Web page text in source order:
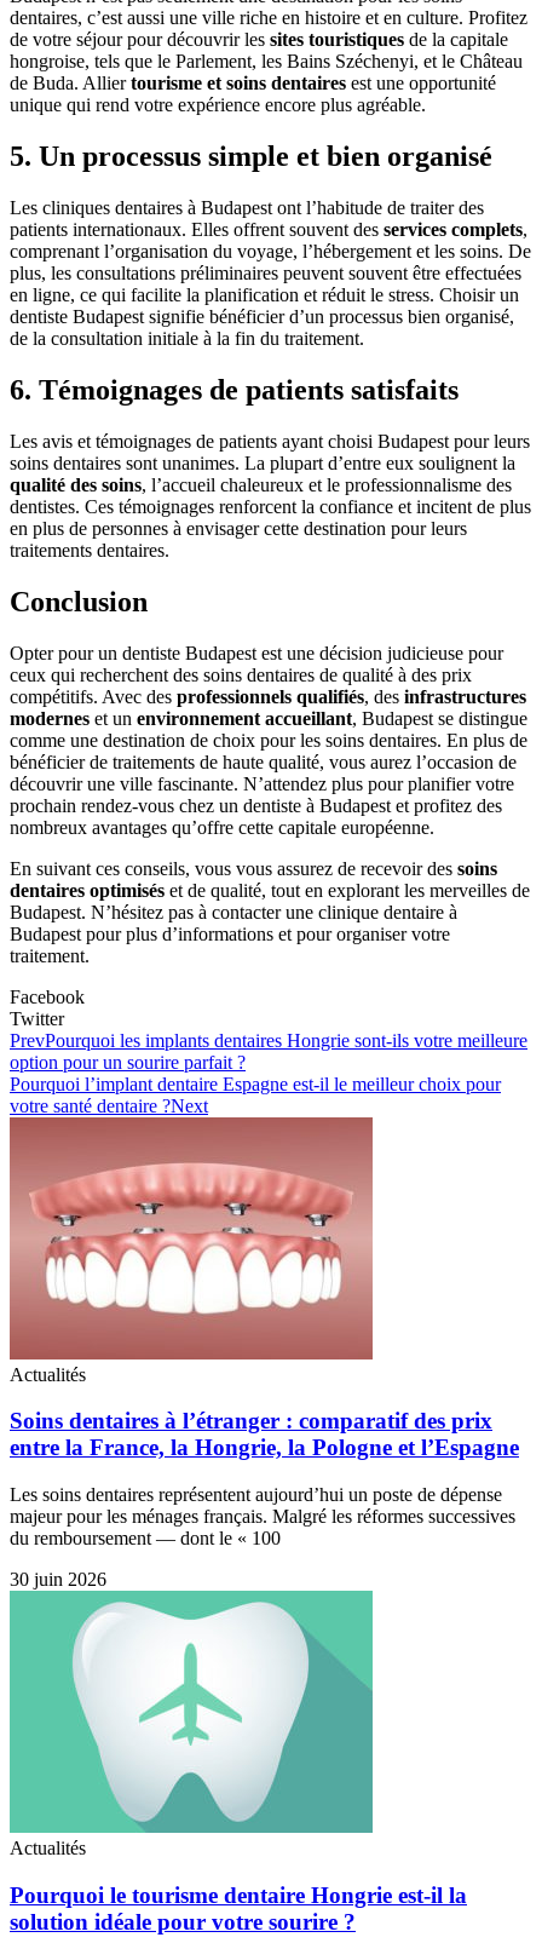
dentaires, c’est aussi une ville riche en histoire et en culture. Profitez
de votre séjour pour découvrir les sites touristiques de la capitale
hongroise, tels que le Parlement, les Bains Széchenyi, et le Château
de Buda. Alliertourisme et soins dentaires est une opportunité
unique qui rend votre expérience encore plus agréable.
5. Un processus simple et bien organisé
Les cliniques dentaires à Budapest ont l’habitude de traiter des
patients internationaux. Elles offrent souvent des services complets,
comprenant l’organisation du voyage, l’hébergement et les soins. De
plus, les consultations préliminaires peuvent souvent être effectuées
en ligne, ce qui facilite la planification et réduit le stress. Choisir un
dentiste Budapest signifie bénéficier d’un processus bien organisé,
de la consultation initiale à la fin du traitement.
6. Témoignages de patients satisfaits
Les avis et témoignages de patients ayant choisi Budapest pour leurs
soins dentaires sont unanimes. La plupart d’entre eux soulignent la
qualité des soins, l’accueil chaleureux et le professionnalisme des
dentistes. Ces témoignages renforcent la confiance et incitent de plus
en plus de personnes à envisager cette destination pour leurs
traitements dentaires.
Conclusion
Opter pour un dentiste Budapest est une décision judicieuse pour
ceux qui recherchent des soins dentaires de qualité à des prix
compétitifs. Avec des professionnels qualifiés, des infrastructures
modernes et un environnement accueillant, Budapest se distingue
comme une destination de choix pour les soins dentaires. En plus de
bénéficier de traitements de haute qualité, vous aurez l’occasion de
découvrir une ville fascinante. N’attendez plus pour planifier votre
prochain rendez-vous chez un dentiste à Budapest et profitez des
nombreux avantages qu’offre cette capitale européenne.
En suivant ces conseils, vous vous assurez de recevoir des soins
dentaires optimisés et de qualité, tout en explorant les merveilles de
Budapest. N’hésitez pas à contacter une clinique dentaire à
Budapest pour plus d’informations et pour organiser votre
traitement.
Facebook
Twitter
PrevPourquoi les implants dentaires Hongrie sont-ils votre meilleure
option pour un sourire parfait ?
Pourquoi l’implant dentaire Espagne est-il le meilleur choix pour
votre santé dentaire ?Next
Actualités
Soins dentaires à l’étranger : comparatif des prix
entre la France, la Hongrie, la Pologne et l’Espagne
Les soins dentaires représentent aujourd’hui un poste de dépense
majeur pour les ménages français. Malgré les réformes successives
du remboursement — dont le « 100
30 juin 2026
Actualités
Pourquoi le tourisme dentaire Hongrie est-il la
solution idéale pour votre sourire ?